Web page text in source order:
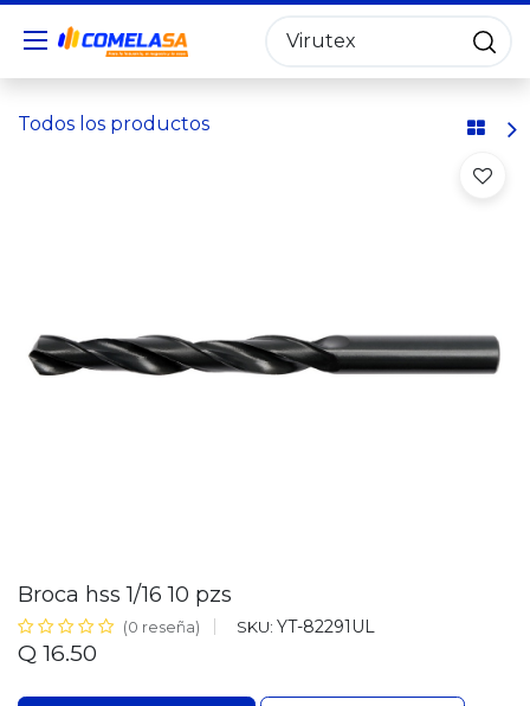
Todos los productos
Broca hss 1/16 10 pzs
(0 reseña) SKU: YT-82291UL
Q 16.50